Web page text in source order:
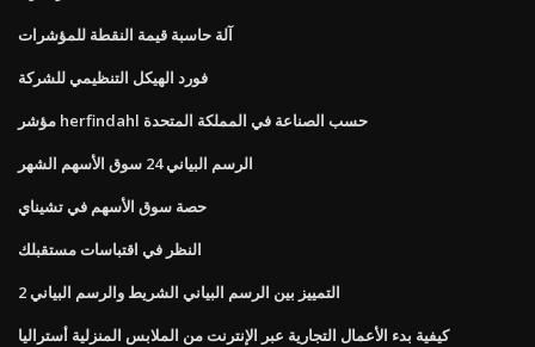
آلة حاسبة قيمة النقطة للمؤشرات
فورد الهيكل التنظيمي للشركة
مؤشر herfindahl حسب الصناعة في المملكة المتحدة
الرسم البياني 24 سوق الأسهم الشهر
حصة سوق الأسهم في تشيناي
النظر في اقتباسات مستقبلك
2 التمييز بين الرسم البياني الشريط والرسم البياني
كيفية بدء الأعمال التجارية عبر الإنترنت من الملابس المنزلية أستراليا